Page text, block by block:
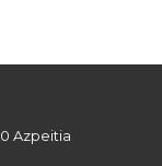
Azpeitia